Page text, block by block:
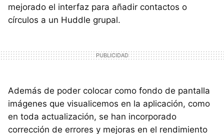
mejorado el interfaz para añadir contactos o
círculos a un Huddle grupal.
Además de poder colocar como fondo de pantalla
imágenes que visualicemos en la aplicación, como
en toda actualización, se han incorporado
corrección de errores y mejoras en el rendimiento